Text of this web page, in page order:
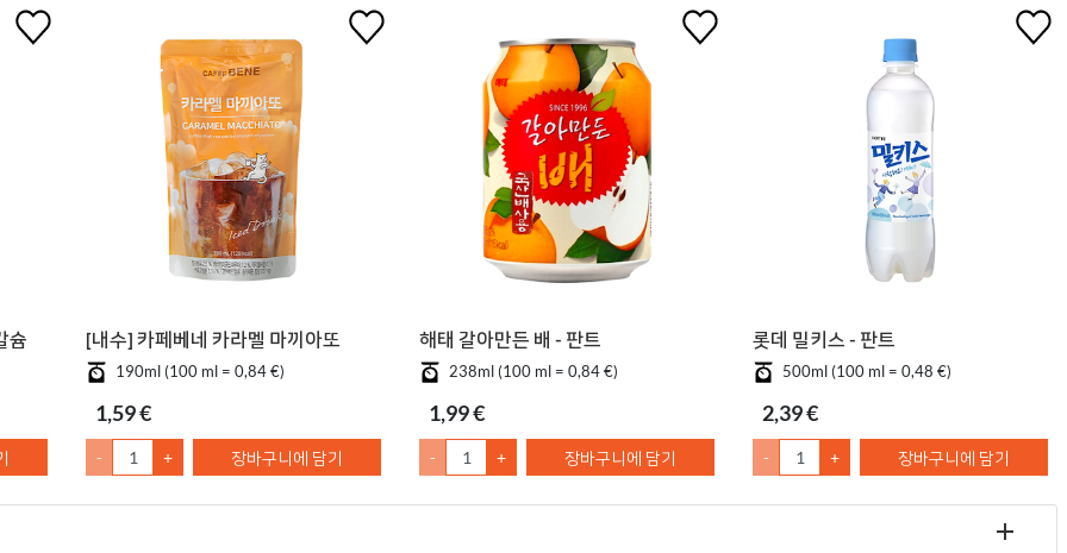
슘 [내수] 카페베네 카라멜 마끼아또
190ml (100 ml = 0,84 €)
1,59 €
- + 장바구니에 담기
해태 갈아만든 배 - 판트
238ml (100 ml = 0,84 €)
1,99 €
- + 장바구니에 담기
롯데 밀키스 - 판트
500ml (100 ml = 0,48 €)
2,39 €
- + 장바구니에 담기